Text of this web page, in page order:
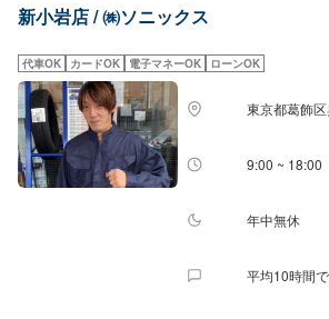
る場合はご用意も可能です！※予約の際にご希望の
ろにございます。やよい軒三ノ輪店様が曲がる部分
は常磐線・上野東京ラインの線路沿いのすぐそばに
どはお店にお電話くださいませ。ご案内いたします。
新小岩店 / ㈱ソニックス
代車OK カードOK 電子マネーOK ローンOK
東京都葛飾
9:00 ~ 18:00
年中無休
平均10時間